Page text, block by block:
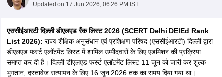
Updated on 17 Jun 2026, 06:26 PM IST
एससीईआरटी दिल्ली डीएलएड रैंक लिस्ट 2026 (SCERT Delhi DElEd Rank
List 2026): राज्य शैक्षिक अनुसंधान एवं प्रशिक्षण परिषद (एससीईआरटी) दिल्ली द्वारा
डीएलएड फर्स्ट एलॉटमेंट लिस्ट में शामिल उम्मीदवारों के लिए एडमिशन की प्रक्रिया
समाप्त कर दी है। दिल्ली डीएलएड फर्स्ट एलॉटमेंट लिस्ट 11 जून को जारी कर शुल्क
भुगतान, दस्तावेज सत्यापन के लिए 16 जून 2026 तक का समय दिया गया था।